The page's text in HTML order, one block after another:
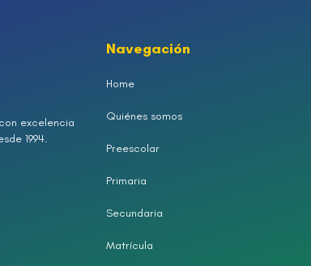
excelencia
1994.
Navegación
Home
Quiénes somos
Preescolar
Primaria
Secundaria
Matrícula